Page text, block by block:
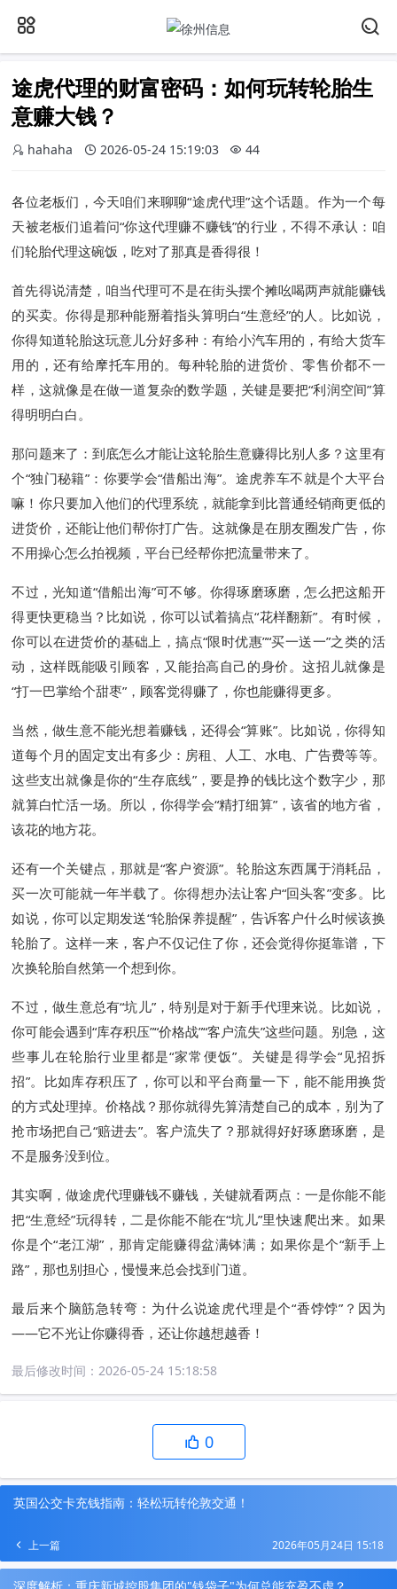
途虎代理的财富密码：如何玩转轮胎生
意赚大钱？
hahaha 2026-05-24 15:19:03 44
各位老板们，今天咱们来聊聊“途虎代理”这个话题。作为一个每
天被老板们追着问“你这代理赚不赚钱”的行业，不得不承认：咱
们轮胎代理这碗饭，吃对了那真是香得很！
首先得说清楚，咱当代理可不是在街头摆个摊吆喝两声就能赚钱
的买卖。你得是那种能掰着指头算明白“生意经”的人。比如说，
你得知道轮胎这玩意儿分好多种：有给小汽车用的，有给大货车
用的，还有给摩托车用的。每种轮胎的进货价、零售价都不一
样，这就像是在做一道复杂的数学题，关键是要把“利润空间”算
得明明白白。
那问题来了：到底怎么才能让这轮胎生意赚得比别人多？这里有
个“独门秘籍”：你要学会“借船出海”。途虎养车不就是个大平台
嘛！你只要加入他们的代理系统，就能拿到比普通经销商更低的
进货价，还能让他们帮你打广告。这就像是在朋友圈发广告，你
不用操心怎么拍视频，平台已经帮你把流量带来了。
不过，光知道“借船出海”可不够。你得琢磨琢磨，怎么把这船开
得更快更稳当？比如说，你可以试着搞点“花样翻新”。有时候，
你可以在进货价的基础上，搞点“限时优惠”“买一送一”之类的活
动，这样既能吸引顾客，又能抬高自己的身价。这招儿就像是
“打一巴掌给个甜枣”，顾客觉得赚了，你也能赚得更多。
当然，做生意不能光想着赚钱，还得会“算账”。比如说，你得知
道每个月的固定支出有多少：房租、人工、水电、广告费等等。
这些支出就像是你的“生存底线”，要是挣的钱比这个数字少，那
就算白忙活一场。所以，你得学会“精打细算”，该省的地方省，
该花的地方花。
还有一个关键点，那就是“客户资源”。轮胎这东西属于消耗品，
买一次可能就一年半载了。你得想办法让客户“回头客”变多。比
如说，你可以定期发送“轮胎保养提醒”，告诉客户什么时候该换
轮胎了。这样一来，客户不仅记住了你，还会觉得你挺靠谱，下
次换轮胎自然第一个想到你。
不过，做生意总有“坑儿”，特别是对于新手代理来说。比如说，
你可能会遇到“库存积压”“价格战”“客户流失”这些问题。别急，这
些事儿在轮胎行业里都是“家常便饭”。关键是得学会“见招拆
招”。比如库存积压了，你可以和平台商量一下，能不能用换货
的方式处理掉。价格战？那你就得先算清楚自己的成本，别为了
抢市场把自己“赔进去”。客户流失了？那就得好好琢磨琢磨，是
不是服务没到位。
其实啊，做途虎代理赚钱不赚钱，关键就看两点：一是你能不能
把“生意经”玩得转，二是你能不能在“坑儿”里快速爬出来。如果
你是个“老江湖”，那肯定能赚得盆满钵满；如果你是个“新手上
路”，那也别担心，慢慢来总会找到门道。
最后来个脑筋急转弯：为什么说途虎代理是个“香饽饽”？因为
——它不光让你赚得香，还让你越想越香！
最后修改时间：2026-05-24 15:18:58
0
英国公交卡充钱指南：轻松玩转伦敦交通！
上一篇 2026年05月24日 15:18